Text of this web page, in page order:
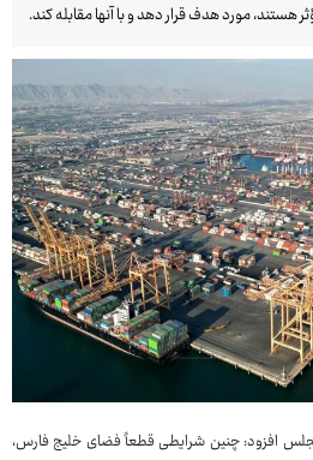
هستند، مورد هدف قرار دهد و با آنها مقابله کند.
مجلس افزود: چنین شرایطی قطعاً فضای خلیج فارس،